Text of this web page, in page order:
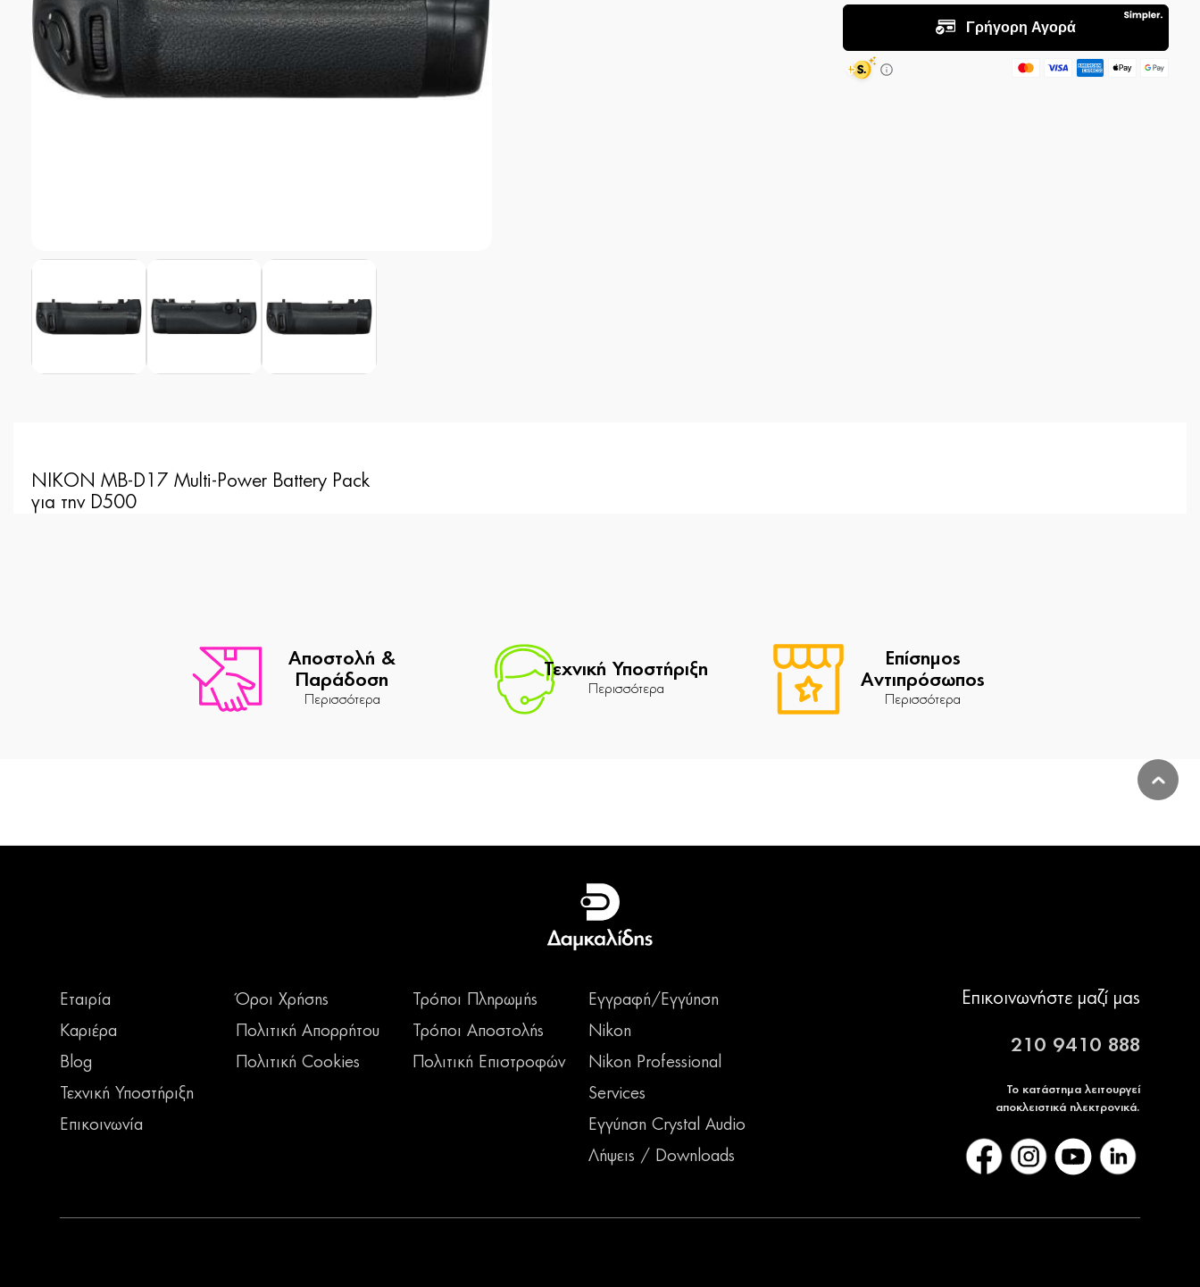
NIKON MB-D17 Multi-Power Battery Pack
για την D500
Αποστολή &
Παράδοση
Περισσότερα
Τεχνική Υποστήριξη
Περισσότερα
Επίσημος
Αντιπρόσωπος
Περισσότερα
Εταιρία
Καριέρα
Blog
Τεχνική Υποστήριξη
Επικοινωνία
Όροι Χρήσης
Πολιτική Απορρήτου
Πολιτική Cookies
Τρόποι Πληρωμής
Τρόποι Αποστολής
Πολιτική Επιστροφών
Εγγραφή/Εγγύηση
Nikon
Nikon Professional
Services
Εγγύηση Crystal Audio
Λήψεις / Downloads
Επικοινωνήστε μαζί μας
210 9410 888
Το κατάστημα λειτουργεί
αποκλειστικά ηλεκτρονικά.